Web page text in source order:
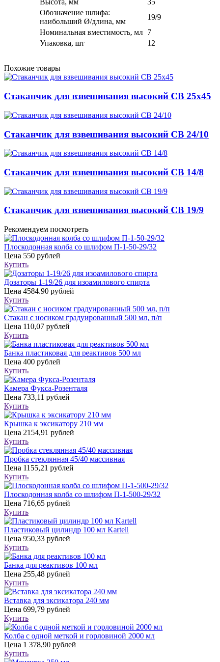
Высота, мм
35
Обозначение шлифа:
наибольший Ø/длина, мм
19/9
Номинальная вместимость, мл 7
Упаковка, шт
12
Похожие товары
Стаканчик для взвешивания высокий СВ 25х45
Стаканчик для взвешивания высокий СВ 24/10
Стаканчик для взвешивания высокий СВ 14/8
Стаканчик для взвешивания высокий СВ 19/9
Рекомендуем посмотреть
Плоскодонная колба со шлифом П-1-50-29/32
Цена 550 рублей
Купить
Дозаторы 1-19/26 для изоамилового спирта
Цена 4584.90 рублей
Купить
Стакан с носиком градуированный 500 мл, п/п
Цена 110,07 рублей
Купить
Банка пластиковая для реактивов 500 мл
Цена 400 рублей
Купить
Камера Фукса-Розенталя
Цена 733,11 рублей
Купить
Крышка к эксикатору 210 мм
Цена 2154,91 рублей
Купить
Пробка стеклянная 45/40 массивная
Цена 1155,21 рублей
Купить
Плоскодонная колба со шлифом П-1-500-29/32
Цена 716,65 рублей
Купить
Пластиковый цилиндр 100 мл Kartell
Цена 950,33 рублей
Купить
Банка для реактивов 100 мл
Цена 255,48 рублей
Купить
Вставка для эксикатора 240 мм
Цена 699,79 рублей
Купить
Колба с одной меткой и горловиной 2000 мл
Цена 1 378,90 рублей
Купить